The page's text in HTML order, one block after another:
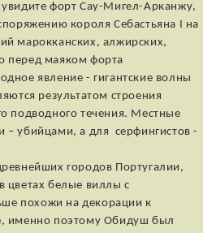
форт Сау-Мигел-Арканжу,
короля Себастьяна I на
марокканских, алжирских,
перед маяком форта
явление - гигантские волны
результатом строения
подводного течения. Местные
убийцами, а для серфингистов -
городов Португалии,
цветах белые виллы с
похожи на декорации к
именно поэтому Обидуш был